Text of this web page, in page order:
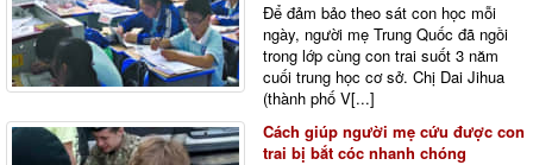
Để đảm bảo theo sát con học mỗi
ngày, người mẹ Trung Quốc đã ngồi
trong lớp cùng con trai suốt 3 năm
cuối trung học cơ sở. Chị Dai Jihua
(thành phố V[...]
Cách giúp người mẹ cứu được con
trai bị bắt cóc nhanh chóng